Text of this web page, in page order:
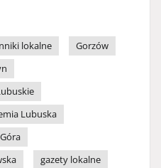
lokalne
Gorzów
Lubuska
gazety lokalne